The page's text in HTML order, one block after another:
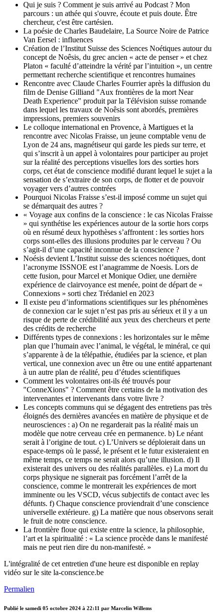
Qui je suis ? Comment je suis arrivé au Podcast ? Mon
parcours : un athée qui s'ouvre, écoute et puis doute. Être
chercheur, c'est être cartésien.
La poésie de Charles Baudelaire, La Source Noire de Patrice
Van Eersel : influences
Création de l’Institut Suisse des Sciences Noétiques autour du
concept de Noêsis, du grec ancien « acte de penser » et chez
Platon « faculté d’atteindre la vérité par l’intuition », un centre
permettant recherche scientifique et rencontres humaines
Rencontre avec Claude Charles Fourrier après la diffusion du
film de Denise Gilliand "Aux frontières de la mort Near
Death Experience" produit par la Télévision suisse romande
dans lequel les travaux de Noêsis sont abordés, premières
impressions, premiers souvenirs
Le colloque international en Provence, à Martigues et la
rencontre avec Nicolas Fraisse, un jeune comptable venu de
Lyon de 24 ans, magnétiseur qui garde les pieds sur terre, et
qui s’inscrit à un appel à volontaires pour participer au projet
sur la réalité des perceptions visuelles lors des sorties hors
corps, cet état de conscience modifié durant lequel le sujet a la
sensation de s’extraire de son corps, de flotter et de pouvoir
voyager vers d’autres contrées
Pourquoi Nicolas Fraisse s’est-il imposé comme un sujet qui
se démarquait des autres ?
« Voyage aux confins de la conscience : le cas Nicolas Fraisse
» qui synthétise les expériences autour de la sortie hors corps
où en résumé deux hypothèses s’affrontent : les sorties hors
corps sont-elles des illusions produites par le cerveau ? Ou
s’agit-il d’une capacité inconnue de la conscience ?
Noésis devient L’Institut suisse des sciences noétiques, dont
l’acronyme ISSNOE est l’anagramme de Noesis. Lors de
cette fusion, pour Marcel et Monique Odier, une dernière
expérience de clairvoyance est menée, point de départ de «
Connexions » sorti chez Trédaniel en 2023
Il existe peu d’informations scientifiques sur les phénomènes
de connexion car le sujet n’est pas pris au sérieux et il y a un
risque de perte de crédibilité aux yeux des chercheurs et perte
des crédits de recherche
Différents types de connexions : les horizontales sur le même
plan que l’humain avec l’animal, le végétal, le minéral, ce qui
s’apparente à de la télépathie, étudiées par la science, et plan
vertical, une connexion avec un être ou une entité appartenant
à un autre plan de réalité, peu d’études scientifiques
Comment les volontaires ont-ils été trouvés pour
"ConneXions" ? Comment être certains de la motivation des
intervenantes et intervenants dans votre livre ?
Les concepts communs qui se dégagent des entretiens pas très
éloignés des dernières avancées en matière de physique et de
neurosciences : a) On ne regarderait pas la réalité mais un
modèle que notre cerveau crée en permanence. b) Le néant
serait à l’origine de tout. c) L’Univers se déploierait dans un
espace-temps où le passé, le présent et le futur existeraient en
même temps, ce temps ne serait alors qu’une illusion. d) Il
existerait des univers ou des réalités parallèles. e) La mort du
corps physique ne signerait pas forcément l’arrêt de la
conscience, comme le montrerait les expériences de mort
imminente ou les VSCD, vécus subjectifs de contact avec les
défunts. f) Chaque conscience proviendrait d’une conscience
universelle extérieure. g) La matière que nous observons serait
le fruit de notre conscience.
La frontière floue qui existe entre la science, la philosophie,
l’art et la spiritualité : « La science procède dans le manifesté
mais ne peut rien dire du non-manifesté. »
L'intégralité de cet entretien d'une heure est disponible en replay
vidéo sur le site la-conscience.be
Permalien
Publié le samedi 05 octobre 2024 à 22:11 par Marcelin Willems